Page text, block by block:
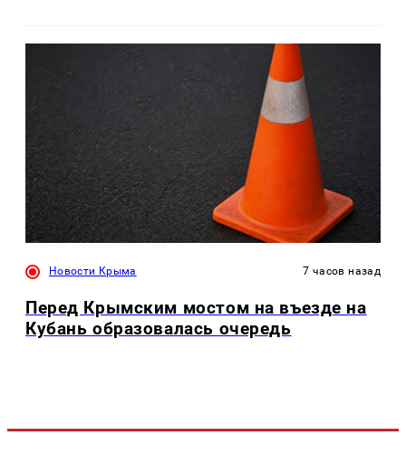
Новости Крыма 7 часов назад
Перед Крымским мостом на въезде на
Кубань образовалась очередь